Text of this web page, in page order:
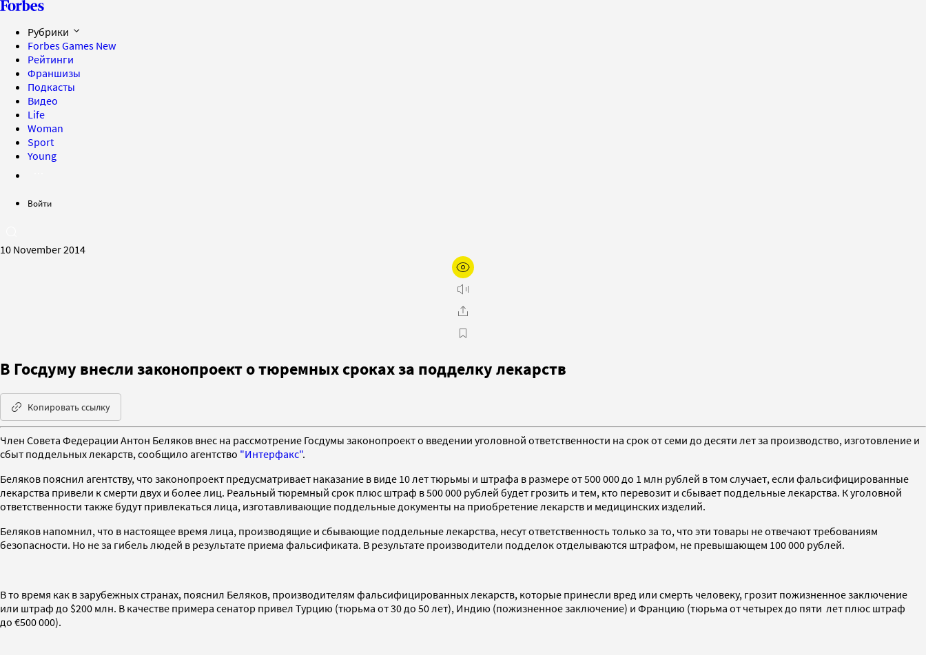
Рубрики
Forbes Games New
Рейтинги
Франшизы
Подкасты
Видео
Life
Woman
Sport
Young
Войти
10 November 2014
В Госдуму внесли законопроект о тюремных сроках за подделку лекарств
Копировать ссылку
Член Совета Федерации Антон Беляков внес на рассмотрение Госдумы законопроект о введении уголовной ответственности на срок от семи до десяти лет за производство, изготовление и
сбыт поддельных лекарств, сообщило агентство "Интерфакс".
Беляков пояснил агентству, что законопроект предусматривает наказание в виде 10 лет тюрьмы и штрафа в размере от 500 000 до 1 млн рублей в том случает, если фальсифицированные
лекарства привели к смерти двух и более лиц. Реальный тюремный срок плюс штраф в 500 000 рублей будет грозить и тем, кто перевозит и сбывает поддельные лекарства. К уголовной
ответственности также будут привлекаться лица, изготавливающие поддельные документы на приобретение лекарств и медицинских изделий.
Беляков напомнил, что в настоящее время лица, производящие и сбывающие поддельные лекарства, несут ответственность только за то, что эти товары не отвечают требованиям
безопасности. Но не за гибель людей в результате приема фальсификата. В результате производители подделок отделываются штрафом, не превышающем 100 000 рублей.
В то время как в зарубежных странах, пояснил Беляков, производителям фальсифицированных лекарств, которые принесли вред или смерть человеку, грозит пожизненное заключение
или штраф до $200 млн. В качестве примера сенатор привел Турцию (тюрьма от 30 до 50 лет), Индию (пожизненное заключение) и Францию (тюрьма от четырех до пяти лет плюс штраф
до €500 000).